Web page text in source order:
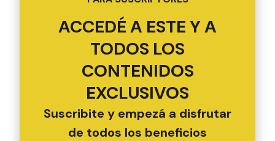
ACCEDÉ A ESTE Y A
TODOS LOS
CONTENIDOS
EXCLUSIVOS
Suscribite y empezá a disfrutar
de todos los beneficios